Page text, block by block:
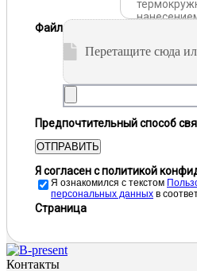
Файл
Перетащите сюда
Предпочтительный способ
ОТПРАВИТЬ
Я согласен с политикой
Я ознакомился с текстом
персональных данных в
Страница
Контакты